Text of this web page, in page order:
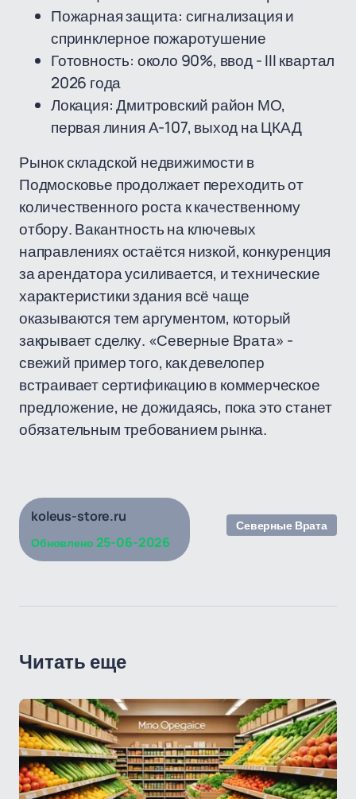
Пожарная защита: сигнализация и
спринклерное пожаротушение
Готовность: около 90%, ввод - III квартал
2026 года
Локация: Дмитровский район МО,
первая линия А-107, выход на ЦКАД
Рынок складской недвижимости в
Подмосковье продолжает переходить от
количественного роста к качественному
отбору. Вакантность на ключевых
направлениях остаётся низкой, конкуренция
за арендатора усиливается, и технические
характеристики здания всё чаще
оказываются тем аргументом, который
закрывает сделку. «Северные Врата» -
свежий пример того, как девелопер
встраивает сертификацию в коммерческое
предложение, не дожидаясь, пока это станет
обязательным требованием рынка.
koleus-store.ru
Обновлено 25-06-2026
Северные Врата
Читать еще